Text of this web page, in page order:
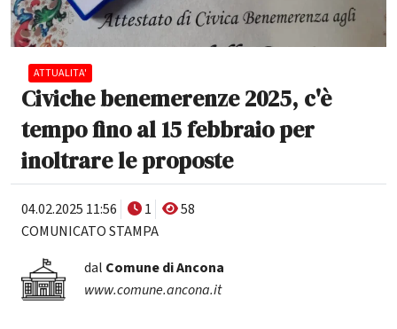
ATTUALITA'
Civiche benemerenze 2025, c'è
tempo fino al 15 febbraio per
inoltrare le proposte
04.02.2025 11:56 1
58
COMUNICATO STAMPA
dal Comune di Ancona
www.comune.ancona.it